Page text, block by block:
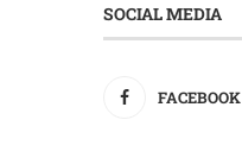
SOCIAL MEDIA
FACEBOOK